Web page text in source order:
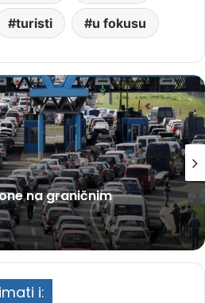
turisti u fokusu
na graničnim
i: